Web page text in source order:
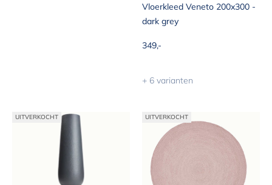
Vloerkleed Veneto 200x300 -
dark grey
Aanbiedingsprijs
349,-
+ 6 varianten
UITVERKOCHT UITVERKOCHT